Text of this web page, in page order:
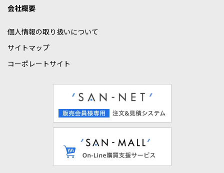
会社概要
個人情報の取り扱いについて
サイトマップ
コーポレートサイト